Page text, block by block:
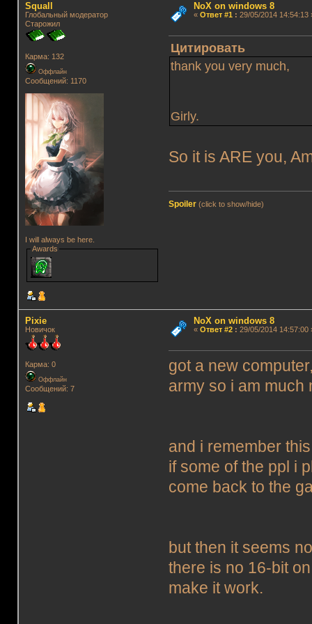
Squall
Глобальный модератор
Старожил
Карма: 132
Оффлайн
Сообщений: 1170
I will always be here.
Awards
NoX on windows 8
« Ответ #1 : 29/05/2014 14:54:13
Цитировать
thank you very much,
Girly.
So it is ARE you,
Spoiler (click to show/hide)
Pixie
Новичок
Карма: 0
Оффлайн
Сообщений: 7
NoX on windows 8
« Ответ #2: 29/05/2014 14:57:00
got a new
army so i am much
and i remember
if some of the ppl i
come back to the
but then it seems
there is no 16-bit
make it work.